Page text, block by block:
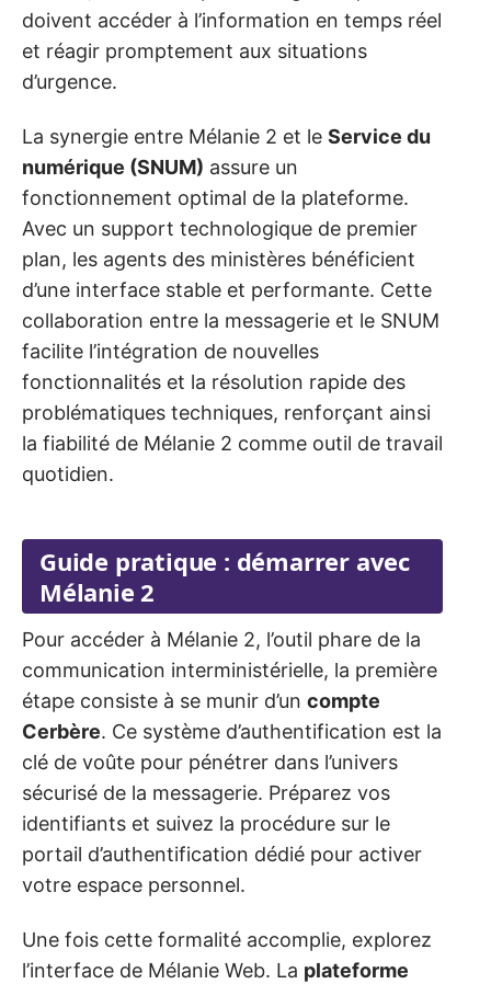
doivent accéder à l’information en temps réel
et réagir promptement aux situations
d’urgence.
La synergie entre Mélanie 2 et le Service du
numérique (SNUM) assure un
fonctionnement optimal de la plateforme.
Avec un support technologique de premier
plan, les agents des ministères bénéficient
d’une interface stable et performante. Cette
collaboration entre la messagerie et le SNUM
facilite l’intégration de nouvelles
fonctionnalités et la résolution rapide des
problématiques techniques, renforçant ainsi
la fiabilité de Mélanie 2 comme outil de travail
quotidien.
Guide pratique : démarrer avec
Mélanie 2
Pour accéder à Mélanie 2, l’outil phare de la
communication interministérielle, la première
étape consiste à se munir d’un compte
Cerbère. Ce système d’authentification est la
clé de voûte pour pénétrer dans l’univers
sécurisé de la messagerie. Préparez vos
identifiants et suivez la procédure sur le
portail d’authentification dédié pour activer
votre espace personnel.
Une fois cette formalité accomplie, explorez
l’interface de Mélanie Web. La plateforme